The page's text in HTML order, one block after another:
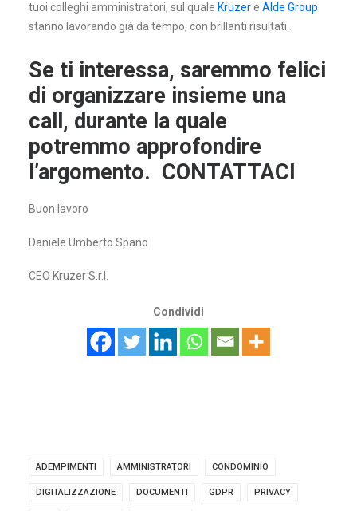
tuoi colleghi amministratori, sul quale Kruzere Alde Group
stanno lavorando già da tempo, con brillanti risultati.
Se ti interessa, saremmo felici
di organizzare insieme una
call, durante la quale
potremmo approfondire
l’argomento. CONTATTACI
Buon lavoro
Daniele Umberto Spano
CEO Kruzer S.r.l.
Condividi
ADEMPIMENTI AMMINISTRATORI CONDOMINIO
DIGITALIZZAZIONE DOCUMENTI GDPR PRIVACY